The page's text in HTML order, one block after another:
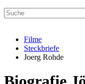
Filme
Steckbriefe
Joerg Rohde